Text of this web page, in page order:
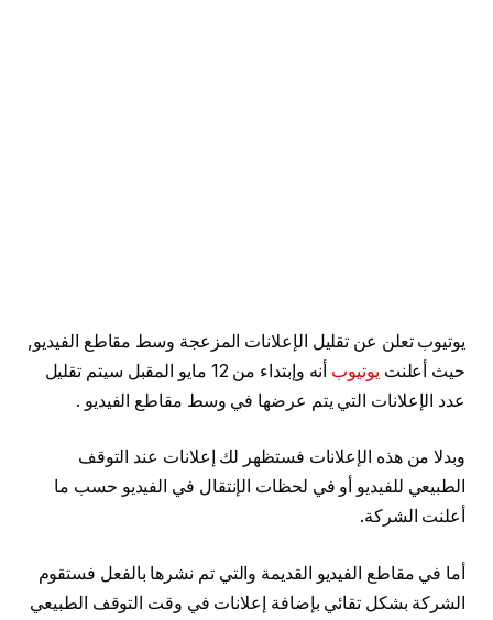
يوتيوب تعلن عن تقليل الإعلانات المزعجة وسط مقاطع الفيديو,
حيث أعلنت يوتيوب
أنه وإبتداء من 12 مايو المقبل سيتم تقليل
عدد الإعلانات التي يتم عرضها في وسط مقاطع الفيديو .
وبدلا من هذه الإعلانات فستظهر لك إعلانات عند التوقف
الطبيعي للفيديو أو في لحظات الإنتقال في الفيديو حسب ما
أعلنت الشركة.
أما في مقاطع الفيديو القديمة والتي تم نشرها بالفعل فستقوم
الشركة بشكل تقائي بإضافة إعلانات في وقت التوقف الطبيعي